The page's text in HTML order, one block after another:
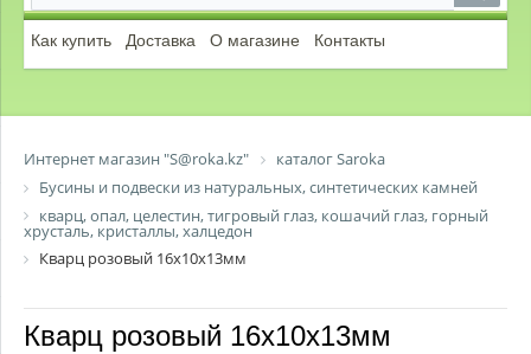
Как купить Доставка О магазине Контакты
Интернет магазин "S@roka.kz"
каталог Saroka
Бусины и подвески из натуральных, синтетических камней
кварц, опал, целестин, тигровый глаз, кошачий глаз, горный
хрусталь, кристаллы, халцедон
Кварц розовый 16х10х13мм
Кварц розовый 16х10х13мм